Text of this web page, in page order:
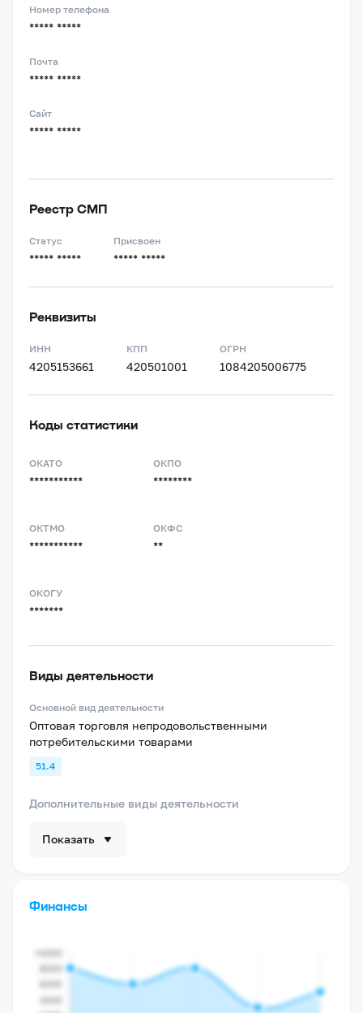
Номер телефона
***** *****
Почта
***** *****
Сайт
***** *****
Реестр СМП
Статус
***** *****
Присвоен
***** *****
Реквизиты
ИНН
4205153661
КПП
420501001
ОГРН
1084205006775
Коды статистики
ОКАТО
***********
ОКПО
********
ОКТМО
***********
ОКФС
**
ОКОГУ
*******
Виды деятельности
Основной вид деятельности
Оптовая торговля непродовольственными
потребительскими товарами
51.4
Дополнительные виды деятельности
Показать
Финансы